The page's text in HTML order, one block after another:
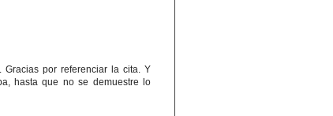
Gracias por referenciar la cita. Y
hasta que no se demuestre lo